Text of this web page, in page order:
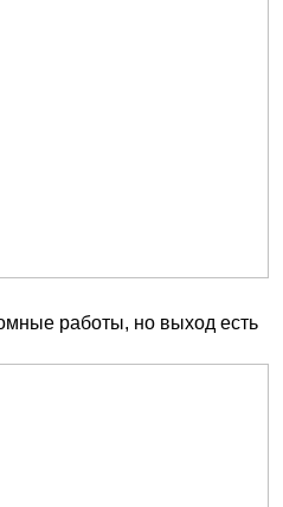
работы, но выход есть